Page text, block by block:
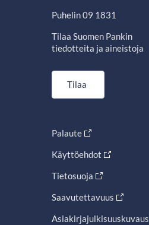
Puhelin 09 1831
Tilaa Suomen Pankin
tiedotteita ja aineistoja
Tilaa
Palaute
Käyttöehdot
Tietosuoja
Saavutettavuus
Asiakirjajulkisuuskuvaus